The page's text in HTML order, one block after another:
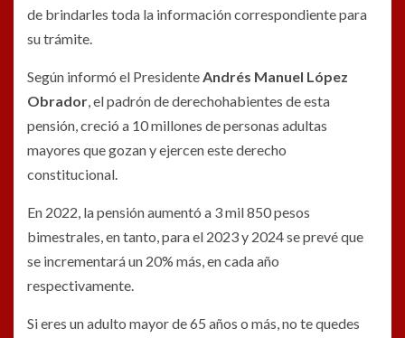
de brindarles toda la información correspondiente para
su trámite.
Según informó el PresidenteAndrés Manuel López
Obrador, el padrón de derechohabientes de esta
pensión, creció a 10 millones de personas adultas
mayores que gozan y ejercen este derecho
constitucional.
En 2022, la pensión aumentó a 3 mil 850 pesos
bimestrales, en tanto, para el 2023 y 2024 se prevé que
se incrementará un 20% más, en cada año
respectivamente.
Si eres un adulto mayor de 65 años o más, no te quedes